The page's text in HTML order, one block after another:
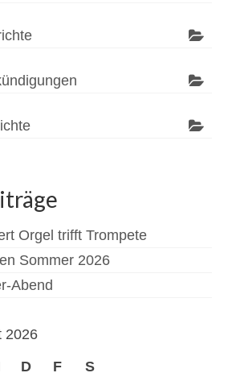
Orgel trifft Trompete
Sommer 2026
Abend
2026
D F S